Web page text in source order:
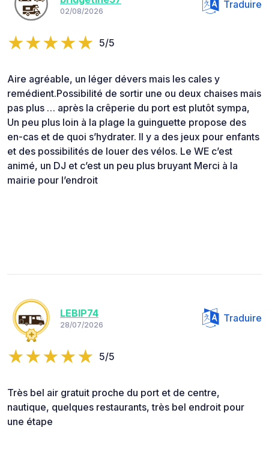
02/08/2026
Traduire
5/5
Aire agréable, un léger dévers mais les cales y
remédient.Possibilité de sortir une ou deux chaises mais
pas plus … après la crêperie du port est plutôt sympa,
Un peu plus loin à la plage la guinguette propose des
en-cas et de quoi s’hydrater. Il y a des jeux pour enfants
et des possibilités de louer des vélos. Le WE c’est
animé, un DJ et c’est un peu plus bruyant Merci à la
mairie pour l’endroit
LEBIP74
28/07/2026
Traduire
5/5
Très bel air gratuit proche du port et de centre,
nautique, quelques restaurants, très bel endroit pour
une étape